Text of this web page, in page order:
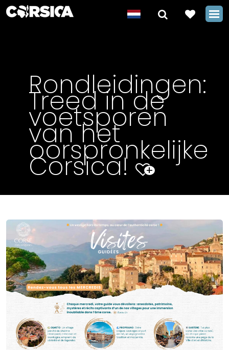
Rondleidingen:
Treed in de
voetsporen
van het
oorspronkelijke
Corsica! +